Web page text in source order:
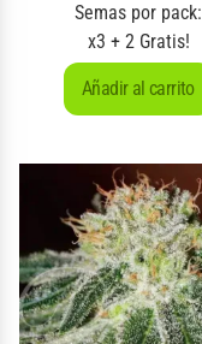
Semas por pack:
x3 + 2 Gratis!
Añadir al carrito